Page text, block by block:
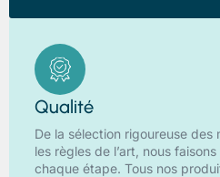
Qualité
De la sélection rigoureuse des
les règles de l’art, nous
chaque étape. Tous nos